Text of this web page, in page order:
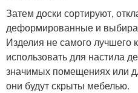
Затем доски сортируют,
деформированные и
Изделия не самого лучшего
использовать для настила
значимых помещениях или
они будут скрыты мебелью.